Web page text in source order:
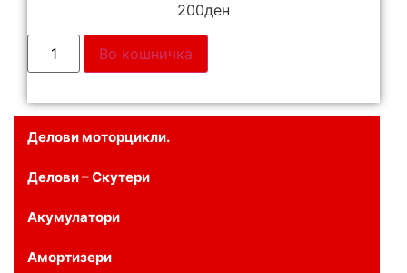
Делови моторцикли.
Делови – Скутери
Акумулатори
Амортизери
200ден
Во кошничка